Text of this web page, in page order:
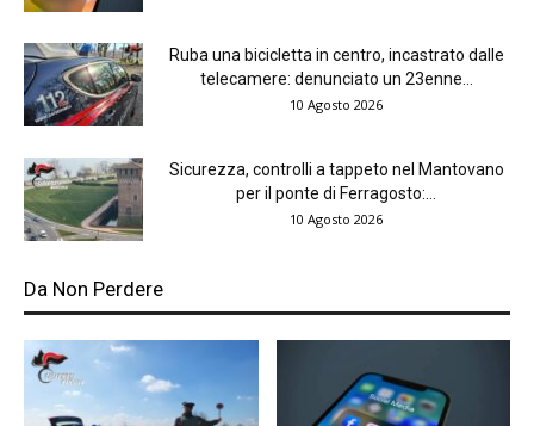
Ruba una bicicletta in centro, incastrato dalle
telecamere: denunciato un 23enne...
10 Agosto 2026
Sicurezza, controlli a tappeto nel Mantovano
per il ponte di Ferragosto:...
10 Agosto 2026
Da Non Perdere